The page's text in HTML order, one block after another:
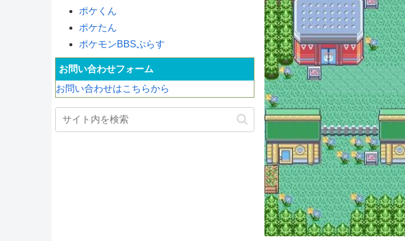
ポケくん
ポケたん
ポケモンBBSぷらす
お問い合わせフォーム
お問い合わせはこちらから